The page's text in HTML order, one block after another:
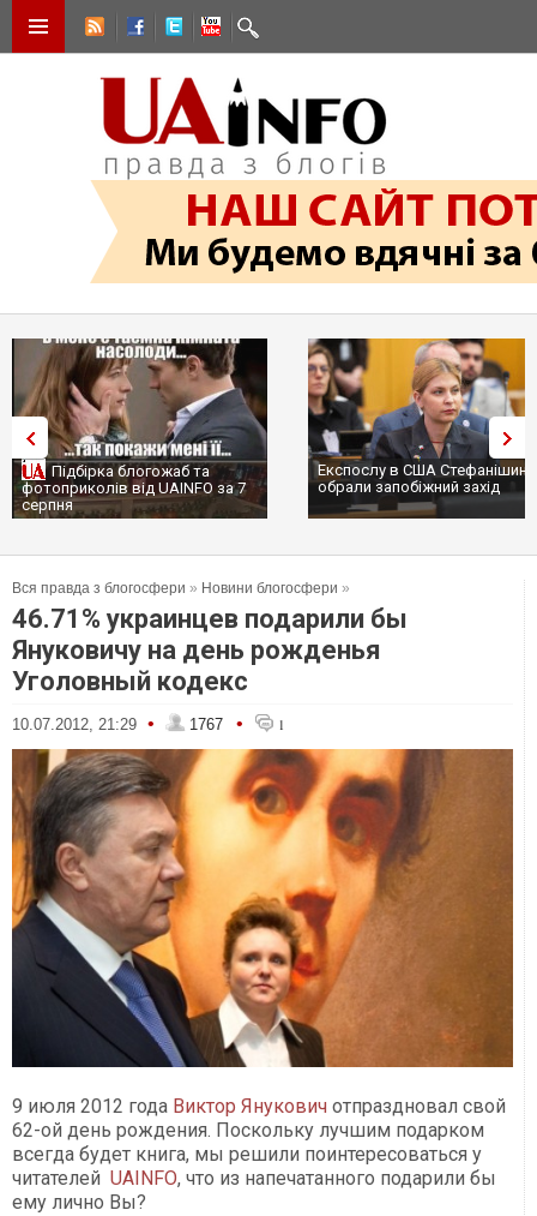
Підбірка блогожаб та
фотоприколів від UAINFO за 7
серпня
Експослу в США
обрали запобіжний захід
Вся правда з блогосфери » Новини блогосфери »
46.71% украинцев подарили бы
Януковичу на день рожденья
Уголовный кодекс
10.07.2012, 21:29 • 1767 • 1
9 июля 2012 года Виктор Янукович отпраздновал свой
62-ой день рождения. Поскольку лучшим подарком
всегда будет книга, мы решили поинтересоваться у
читателей UAINFО, что из напечатанного подарили бы
ему лично Вы?